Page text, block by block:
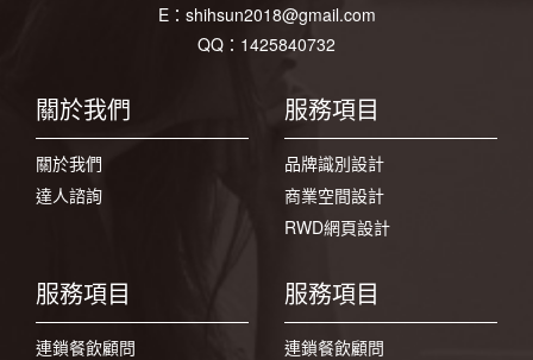
E： shihsun2018@gmail.com
QQ：1425840732
關於我們
關於我們
達人諮詢
服務項目
品牌識別設計
商業空間設計
RWD網頁設計
服務項目
連鎖餐飲顧問
服務項目
連鎖餐飲顧問